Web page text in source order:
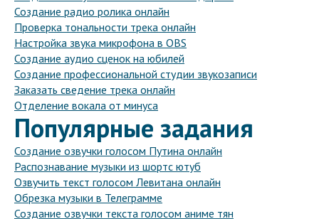
Создание радио ролика онлайн
Проверка тональности трека онлайн
Настройка звука микрофона в OBS
Создание аудио сценок на юбилей
Создание профессиональной студии звукозаписи
Заказать сведение трека онлайн
Отделение вокала от минуса
Популярные задания
Создание озвучки голосом Путина онлайн
Распознавание музыки из шортс ютуб
Озвучить текст голосом Левитана онлайн
Обрезка музыки в Телеграмме
Создание озвучки текста голосом аниме тян